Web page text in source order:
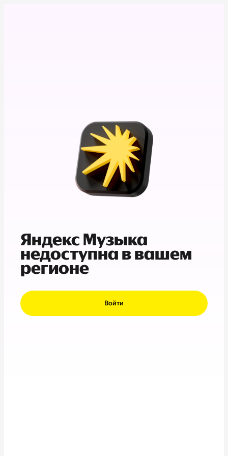
Яндекс Музыка
недоступна в вашем
регионе
Войти